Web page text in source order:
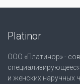
Platinor
ООО «Платинор» -
и женских наручных